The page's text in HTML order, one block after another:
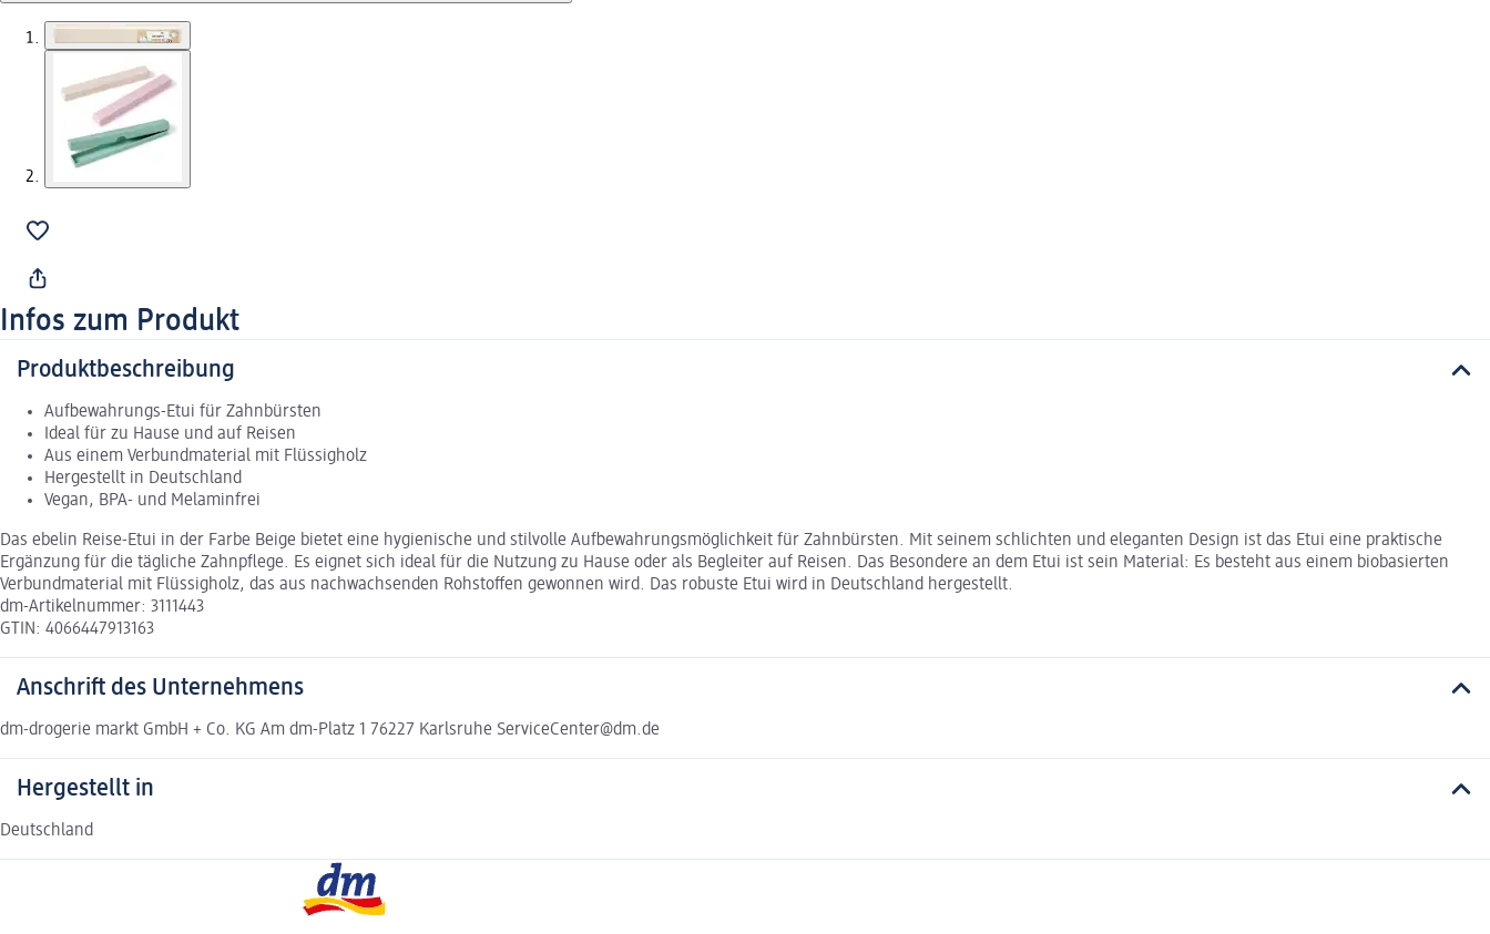
Infos zum Produkt
Produktbeschreibung
Aufbewahrungs-Etui für Zahnbürsten
Ideal für zu Hause und auf Reisen
Aus einem Verbundmaterial mit Flüssigholz
Hergestellt in Deutschland
Vegan, BPA- und Melaminfrei
Das ebelin Reise-Etui in der Farbe Beige bietet eine hygienische und stilvolle Aufbewahrungsmöglichkeit für Zahnbürsten. Mit seinem schlichten und eleganten Design ist das Etui eine praktische
Ergänzung für die tägliche Zahnpflege. Es eignet sich ideal für die Nutzung zu Hause oder als Begleiter auf Reisen. Das Besondere an dem Etui ist sein Material: Es besteht aus einem biobasierten
Verbundmaterial mit Flüssigholz, das aus nachwachsenden Rohstoffen gewonnen wird. Das robuste Etui wird in Deutschland hergestellt.
dm-Artikelnummer: 3111443
GTIN: 4066447913163
Anschrift des Unternehmens
dm-drogerie markt GmbH + Co. KG Am dm-Platz 1 76227 Karlsruhe ServiceCenter@dm.de
Hergestellt in
Deutschland